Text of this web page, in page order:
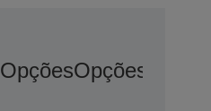
OpçõesOpções De